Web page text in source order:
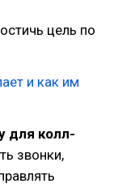
цель по
и как им
для колл-
звонки,